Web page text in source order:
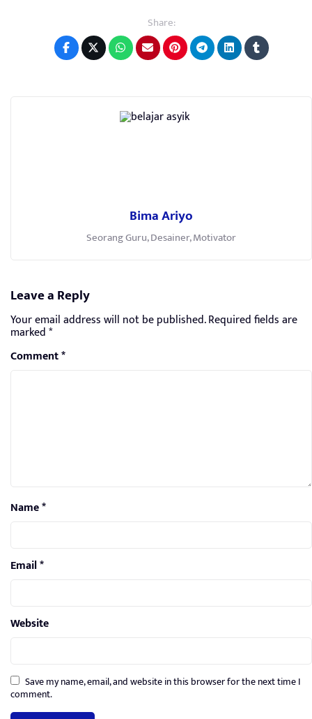
Share:
Bima Ariyo
Seorang Guru, Desainer, Motivator
Leave a Reply
Your email address will not be published.Required fields are
marked*
Comment*
Name*
Email*
Website
Save my name, email, and website in this browser for the next time I
comment.